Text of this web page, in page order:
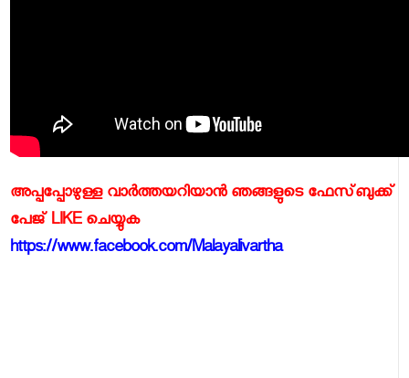
അപ്പപ്പോഴുള്ള വാര്‍ത്തയറിയാന്‍ ഞങ്ങളുടെ ഫേസ്‌ബുക്ക്‌
പേജ് LIKE ചെയ്യുക
https://www.facebook.com/Malayalivartha